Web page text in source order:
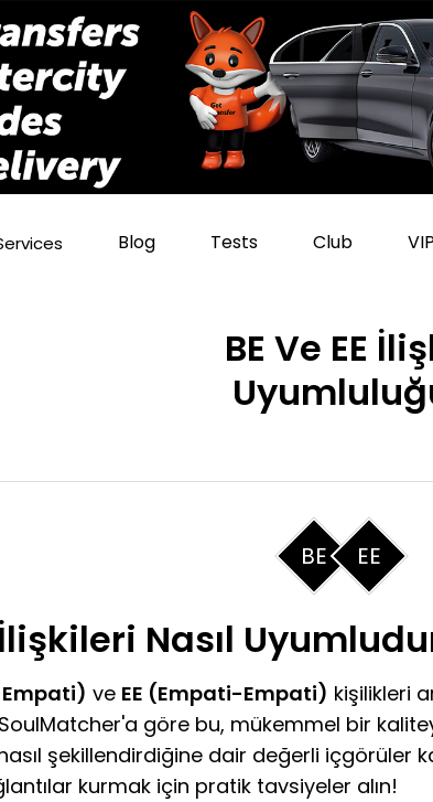
Blog Tests Club
BE Ve EE
BE EE
İlişkileri Nasıl
ve EE (Empati-Empati) kişilikleri
göre bu, mükemmel bir
şekillendirdiğine dair değerli içgörüler
kurmak için pratik tavsiyeler alın!